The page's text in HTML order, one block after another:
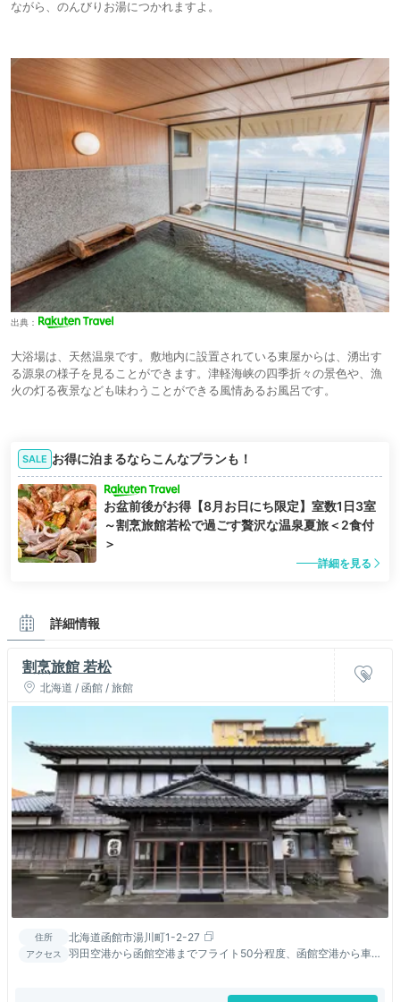
ながら、のんびりお湯につかれますよ。
出典：
大浴場は、天然温泉です。敷地内に設置されている東屋からは、湧出す
る源泉の様子を見ることができます。津軽海峡の四季折々の景色や、漁
火の灯る夜景なども味わうことができる風情あるお風呂です。
SALE お得に泊まるならこんなプランも！
お盆前後がお得【8月お日にち限定】室数1日3室
～割烹旅館若松で過ごす贅沢な温泉夏旅＜2食付
＞
詳細を見る
詳細情報
割烹旅館 若松
北海道 / 函館 / 旅館
住所 北海道函館市湯川町1-2-27
アクセス
羽田空港から函館空港までフライト50分程度、函館空港から車